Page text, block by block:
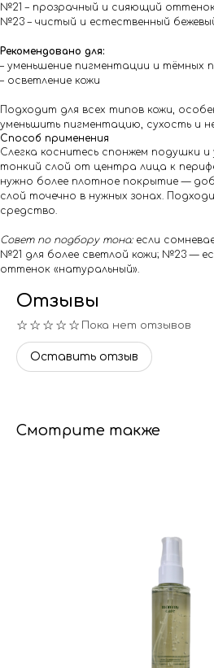
№21 – прозрачный и сияющий
№23 – чистый и естественный
Рекомендовано для:
– уменьшение пигментации и тёмных
– осветление кожи
Подходит для всех типов кожи,
уменьшить пигментацию, сухость и
Способ применения
Слегка коснитесь спонжем подушки
тонкий слой от центра лица к
нужно более плотное покрытие —
слой точечно в нужных зонах.
средство.
Совет по подбору тона:если
№21 для более светлой кожи; №23 —
оттенок «натуральный».
Отзывы
☆☆☆☆☆ Пока нет отзывов
Оставить отзыв
Смотрите также